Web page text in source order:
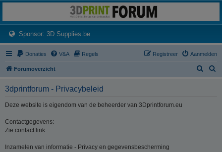
Het 3D print forum van de Benelux na de sluiting van 3dprintforum.nl
Sponsor: 3D Supplies.be(Opens a new tab)
Donaties V&A Regels Aanmelden
Registreer
Forumoverzicht
3dprintforum - Privacybeleid
Deze website is eigendom van de beheerder van 3Dprintforum.eu
Contactgegevens:
Zie contact link
Inzamelen van informatie - Privacy en gegevensbescherming